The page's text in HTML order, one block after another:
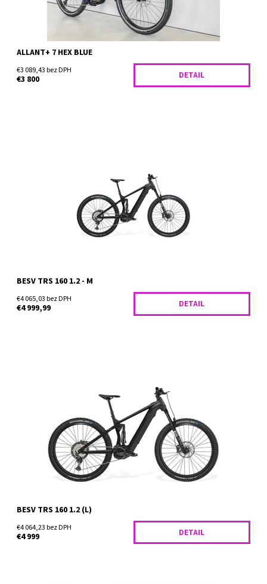
ALLANT+ 7 HEX BLUE
€3 089,43 bez DPH
€3 800 DETAIL
bezkonkurenčnú silu najnovšieho motora Shimano...
Skladom
BESV TRS 160 1.2 - M
€4 065,03 bez DPH
€4 999,99 DETAIL
BESV TRS 160 1.2 je navrhnutý pre jazdcov, ktorí nepoznajú limity.
Tento celoodpružený horský elektrobicykel kombinuje
bezkonkurenčnú silu najnovšieho motora Shimano EP801 s...
Dostupnosť:
Skladom
BESV TRS 160 1.2 (L)
€4 064,23 bez DPH
€4 999 DETAIL